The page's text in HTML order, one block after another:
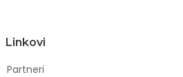
Linkovi
Partneri